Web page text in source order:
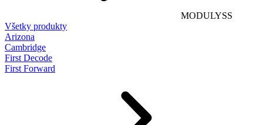
MODULYSS
Všetky produkty
Arizona
Cambridge
First Decode
First Forward